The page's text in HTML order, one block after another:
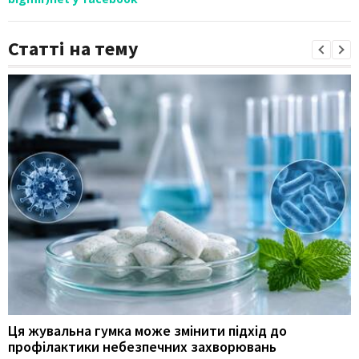
Статті на тему
Ця жувальна гумка може змінити підхід до
профілактики небезпечних захворювань